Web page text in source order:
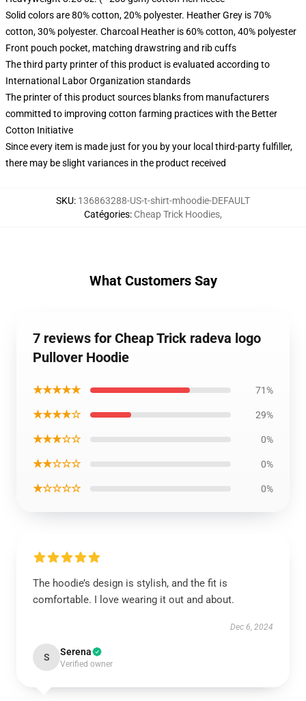
Solid colors are 80% cotton, 20% polyester. Heather Grey is 70%
cotton, 30% polyester. Charcoal Heather is 60% cotton, 40% polyester
Front pouch pocket, matching drawstring and rib cuffs
The third party printer of this product is evaluated according to
International Labor Organization standards
The printer of this product sources blanks from manufacturers
committed to improving cotton farming practices with the Better
Cotton Initiative
Since every item is made just for you by your local third-party fulfiller,
there may be slight variances in the product received
SKU: 136863288-US-t-shirt-mhoodie-DEFAULT
Catégories: Cheap Trick Hoodies,
What Customers Say
7 reviews for Cheap Trick radeva logo
Pullover Hoodie
★★★★★ 71%
★★★★☆ 29%
★★★☆☆ 0%
★★☆☆☆ 0%
★☆☆☆☆ 0%
The hoodie’s design is stylish, and the fit is
comfortable. I love wearing it out and about.
Dec 6, 2024
S Serena
Verified owner